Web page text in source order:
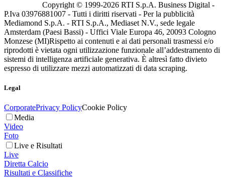
Copyright © 1999-2026 RTI S.p.A. Business Digital -
P.Iva 03976881007 - Tutti i diritti riservati - Per la pubblicità
Mediamond S.p.A. - RTI S.p.A., Mediaset N.V., sede legale
Amsterdam (Paesi Bassi) - Uffici Viale Europa 46, 20093 Cologno
Monzese (MI)Rispetto ai contenuti e ai dati personali trasmessi e/o
riprodotti è vietata ogni utilizzazione funzionale all’addestramento di
sistemi di intelligenza artificiale generativa. È altresì fatto divieto
espresso di utilizzare mezzi automatizzati di data scraping.
Legal
CorporatePrivacy PolicyCookie Policy
Media
Video
Foto
Live e Risultati
Live
Diretta Calcio
Risultati e Classifiche